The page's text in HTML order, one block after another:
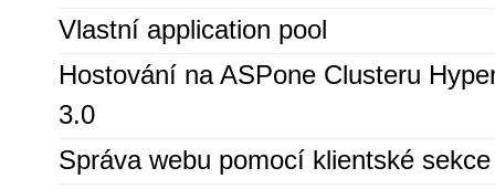
Vlastní application pool
Hostování na ASPone Clusteru
3.0
Správa webu pomocí klientské sekce